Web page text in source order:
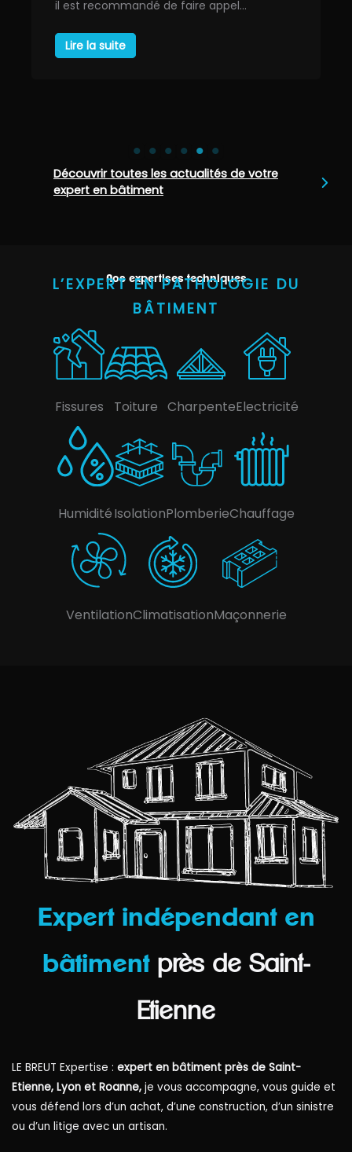
il est recommandé de faire appel…
Lire la suite
Découvrir toutes les actualités de votre
expert en bâtiment
Nos expertises techniques
L’EXPERT EN PATHOLOGIE DU
BÂTIMENT
Fissures Toiture CharpenteElectricité
HumiditéIsolationPlomberieChauffage
VentilationClimatisationMaçonnerie
Expert indépendant en
bâtiment près de Saint-
Etienne
LE BREUT Expertise : expert en bâtiment près de Saint-
Etienne, Lyon et Roanne, je vous accompagne, vous guide et
vous défend lors d’un achat, d’une construction, d’un sinistre
ou d’un litige avec un artisan.